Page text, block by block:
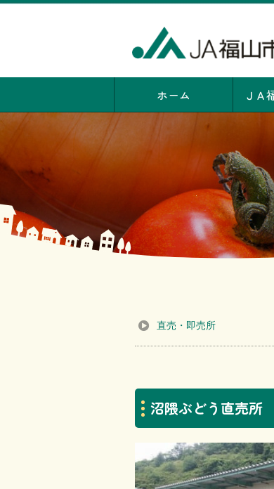
ホーム ＪＡ
直売・即売所
沼隈ぶどう直売所